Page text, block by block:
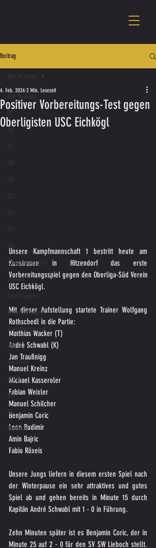
Beitrag
U8
Kampfmannschaft
Jugend
Veranstaltungen
Kampfmannschaft II
U15
Altherren
U15 B
U16
U6
Bambinis
Positiver Vorbereitungs-Test gegen
Oberligisten USC Eichkögl
4. Feb. 2024 2 Min. Lesezeit
Unsere Kampfmannschaft 1 bestritt heute am
Kunstrasen in Hitzendorf das erste
Vorbereitungsspiel gegen den Oberliga-Süd Verein
USC Eichkögl.
Mit dieser Aufstellung startete Trainer Wolfgang
Rothschedl in die Partie:
Matthias Wacker (T)
Andrè Schwabl (K)
Jan Traußnigg
Manuel Kreinz
Michael Kasseroler
Fabian Weixler
Manuel Schilcher
Benjamin Coric
Leon Budimir
Amin Bajric
Fabio Röxeis
Unsere Jungs liefern in diesem ersten Spiel nach
der Winterpause ein sehr attraktives und gutes
Spiel ab und gehen bereits in Minute 15 durch
Kapitän André Schwabl mit 1 - 0 in Führung.
Zehn Minuten später ist es Benjamin Coric, der in
Minute 25 auf 2 - 0 für den SV SW Lieboch stellt.